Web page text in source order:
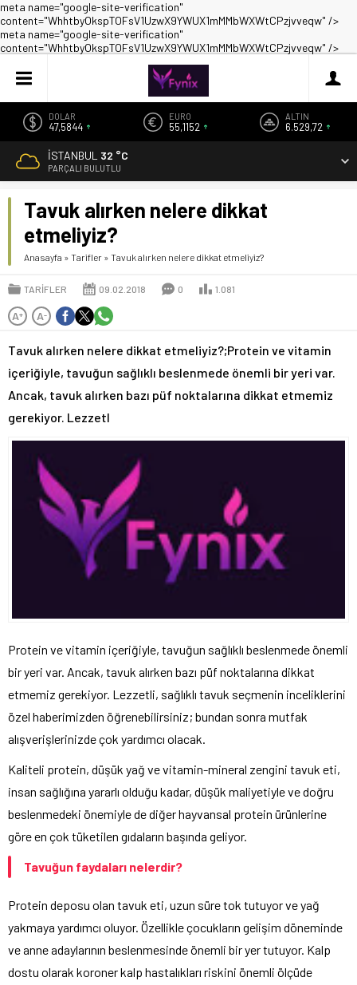
meta name="google-site-verification"
content="WhhtbyOkspTOFsV1UzwX9YWUX1mMMbWXWtCPzjvveqw" />
meta name="google-site-verification"
content="WhhtbyOkspTOFsV1UzwX9YWUX1mMMbWXWtCPzjvveqw" />
DOLAR
47,5844
EURO
55,1152
ALTIN
6.529,72
İSTANBUL 32 °C
PARÇALI BULUTLU
Tavuk alırken nelere dikkat
etmeliyiz?
Anasayfa » Tarifler » Tavuk alırken nelere dikkat etmeliyiz?
TARIFLER 09.02.2018 0 1.081
A+ A-
Tavuk alırken nelere dikkat etmeliyiz?;Protein ve vitamin
içeriğiyle, tavuğun sağlıklı beslenmede önemli bir yeri var.
Ancak, tavuk alırken bazı püf noktalarına dikkat etmemiz
gerekiyor. Lezzetl
Protein ve vitamin içeriğiyle, tavuğun sağlıklı beslenmede önemli
bir yeri var. Ancak, tavuk alırken bazı püf noktalarına dikkat
etmemiz gerekiyor. Lezzetli, sağlıklı tavuk seçmenin inceliklerini
özel haberimizden öğrenebilirsiniz; bundan sonra mutfak
alışverişlerinizde çok yardımcı olacak.
Kaliteli protein, düşük yağ ve vitamin-mineral zengini tavuk eti,
insan sağlığına yararlı olduğu kadar, düşük maliyetiyle ve doğru
beslenmedeki önemiyle de diğer hayvansal protein ürünlerine
göre en çok tüketilen gıdaların başında geliyor.
Tavuğun faydaları nelerdir?
Protein deposu olan tavuk eti, uzun süre tok tutuyor ve yağ
yakmaya yardımcı oluyor. Özellikle çocukların gelişim döneminde
ve anne adaylarının beslenmesinde önemli bir yer tutuyor. Kalp
dostu olarak koroner kalp hastalıkları riskini önemli ölçüde